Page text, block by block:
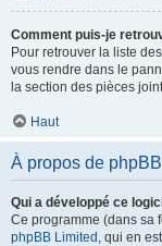
Comment puis-je
Pour retrouver la liste
vous rendre dans le
la section des pièces
Haut
À propos de phpBB
Qui a développé ce
Ce programme (dans sa
phpBB Limited , qui en